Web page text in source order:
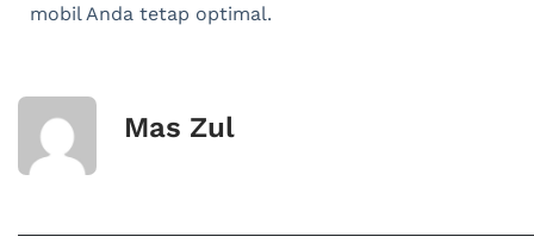
mobil Anda tetap optimal.
Mas Zul